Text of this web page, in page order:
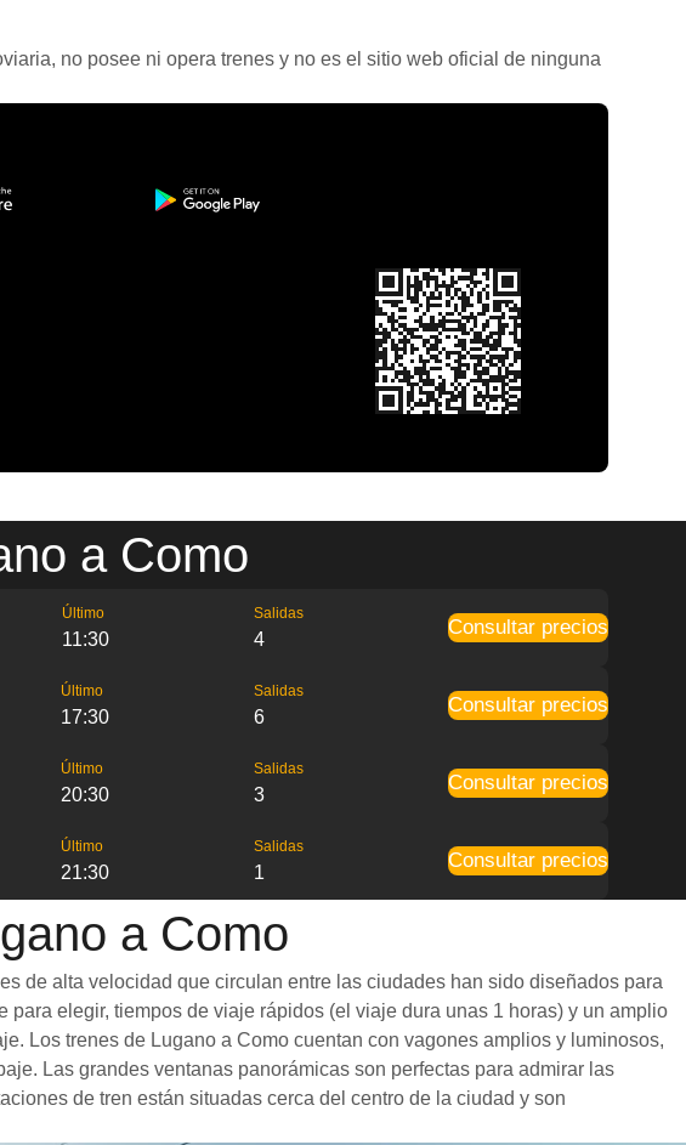
no posee ni opera trenes y no es el sitio web oficial de ninguna
a Como
Último
11:30
Salidas
4
Consultar precios
Último
17:30
Salidas
6
Consultar precios
Último
20:30
Salidas
3
Consultar precios
Último
21:30
Salidas
1
Consultar precios
a Como
de alta velocidad que circulan entre las ciudades han sido diseñados para
elegir, tiempos de viaje rápidos (el viaje dura unas 1 horas) y un amplio
Los trenes de Lugano a Como cuentan con vagones amplios y luminosos,
Las grandes ventanas panorámicas son perfectas para admirar las
de tren están situadas cerca del centro de la ciudad y son